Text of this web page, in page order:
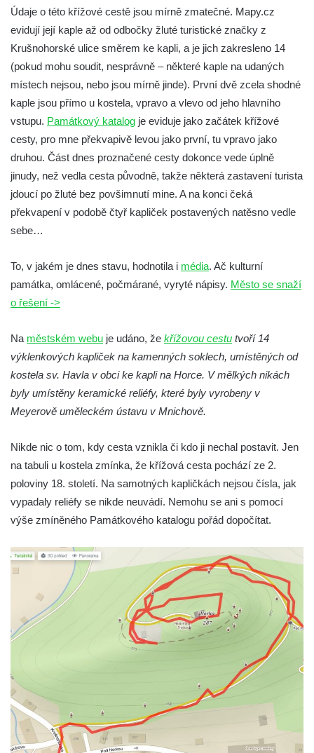
Křížová cesta – Stezka smíření na
Grabštejně
Křížová cesta u kostela svaté Máří
Magdaleny v Mařenicích
Křížová cesta Starý Hrozňatov
Křížová cesta v kapli Panny Marie Fatimské
Nanebevzetí Panny Marie v Schirgiswalde
Křížová cesta v kapli svatého Jana
Nepomuckého na návsi v Leské
Křížová cesta u kostela Narození Panny
Marie v Dubnici
Křížová cesta Svojkov (u Modlivého dolu)
Křížová cesta Bezděz
Kříže v Liberci
Křížová cesta Bořkov
Křížová cesta Klokočka
Křížová cesta na Tábor (u Lomnice nad
1912
Křížová cesta Hodkovice nad Mohelkou
Křížová cesta Fukov (Fugau), 1881
Údaje o této křížové cestě jsou mírně zmatečné. Mapy.cz
evidují její kaple až od odbočky žluté turistické značky z
Krušnohorské ulice směrem ke kapli, a je jich zakresleno 14
(pokud mohu soudit, nesprávně – některé kaple na udaných
místech nejsou, nebo jsou mírně jinde). První dvě zcela shodné
kaple jsou přímo u kostela, vpravo a vlevo od jeho hlavního
vstupu. Památkový katalog je eviduje jako začátek křížové
cesty, pro mne překvapivě levou jako první, tu vpravo jako
druhou. Část dnes proznačené cesty dokonce vede úplně
jinudy, než vedla cesta původně, takže některá zastavení turista
jdoucí po žluté bez povšimnutí mine. A na konci čeká
překvapení v podobě čtyř kapliček postavených natěsno vedle
sebe…
To, v jakém je dnes stavu, hodnotila i média. Ač kulturní
památka, omlácené, počmárané, vyryté nápisy. Město se snaží
o řešení ->
Na městském webu je udáno, že křížovou cestu tvoří 14
výklenkových kapliček na kamenných soklech, umístěných od
kostela sv. Havla v obci ke kapli na Horce. V mělkých nikách
byly umístěny keramické reliéfy, které byly vyrobeny v
Meyerově uměleckém ústavu v Mnichově.
Nikde nic o tom, kdy cesta vznikla či kdo ji nechal postavit. Jen
na tabuli u kostela zmínka, že křížová cesta pochází ze 2.
poloviny 18. století. Na samotných kapličkách nejsou čísla, jak
vypadaly reliéfy se nikde neuvádí. Nemohu se ani s pomocí
výše zmíněného Památkového katalogu pořád dopočítat.